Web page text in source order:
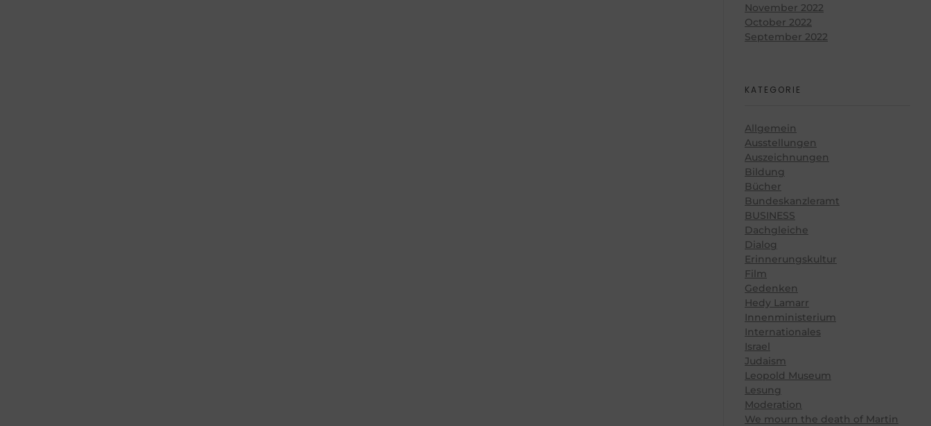
November 2022
October 2022
September 2022
KATEGORIE
Allgemein
Ausstellungen
Auszeichnungen
Bildung
Bücher
Bundeskanzleramt
BUSINESS
Dachgleiche
Dialog
Erinnerungskultur
Film
Gedenken
Hedy Lamarr
Innenministerium
Internationales
Israel
Judaism
Leopold Museum
Lesung
Moderation
We mourn the death of Martin